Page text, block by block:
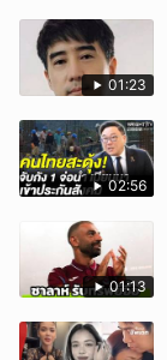
01:23
02:56
01:13